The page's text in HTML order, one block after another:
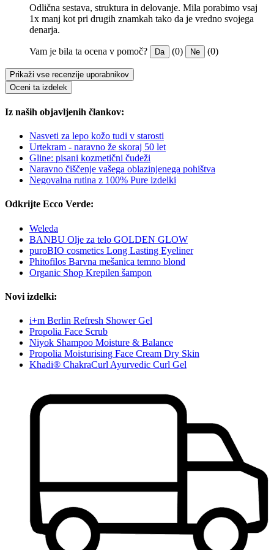
Odlična sestava, struktura in delovanje. Mila porabimo vsaj
1x manj kot pri drugih znamkah tako da je vredno svojega
denarja.
Vam je bila ta ocena v pomoč? Da (0) Ne (0)
Prikaži vse recenzije uporabnikov
Oceni ta izdelek
Iz naših objavljenih člankov:
Nasveti za lepo kožo tudi v starosti
Urtekram - naravno že skoraj 50 let
Gline: pisani kozmetični čudeži
Naravno čiščenje vašega oblazinjenega pohištva
Negovalna rutina z 100% Pure izdelki
Odkrijte Ecco Verde:
Weleda
BANBU Olje za telo GOLDEN GLOW
puroBIO cosmetics Long Lasting Eyeliner
Phitofilos Barvna mešanica temno blond
Organic Shop Krepilen šampon
Novi izdelki:
i+m Berlin Refresh Shower Gel
Propolia Face Scrub
Niyok Shampoo Moisture & Balance
Propolia Moisturising Face Cream Dry Skin
Khadi® ChakraCurl Ayurvedic Curl Gel